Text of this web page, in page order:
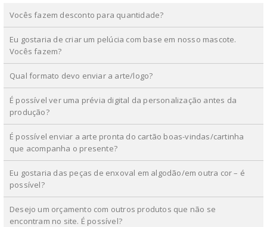
Vocês fazem desconto para quantidade?
Eu gostaria de criar um pelúcia com base em nosso mascote.
Vocês fazem?
Qual formato devo enviar a arte/logo?
É possível ver uma prévia digital da personalização antes da
produção?
É possível enviar a arte pronta do cartão boas-vindas/cartinha
que acompanha o presente?
Eu gostaria das peças de enxoval em algodão/em outra cor – é
possível?
Desejo um orçamento com outros produtos que não se
encontram no site. É possível?